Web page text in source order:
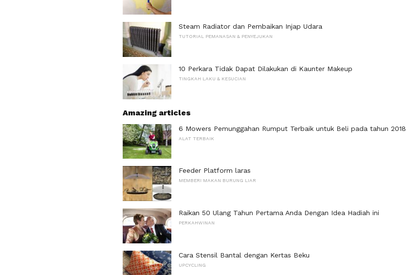
Steam Radiator dan Pembaikan Injap Udara
TUTORIAL PEMANASAN & PENYEJUKAN
10 Perkara Tidak Dapat Dilakukan di Kaunter Makeup
TINGKAH LAKU & KESUCIAN
Amazing articles
6 Mowers Pemunggahan Rumput Terbaik untuk Beli pada tahun 2018
ALAT TERBAIK
Feeder Platform laras
MEMBERI MAKAN BURUNG LIAR
Raikan 50 Ulang Tahun Pertama Anda Dengan Idea Hadiah ini
PERKAHWINAN
Cara Stensil Bantal dengan Kertas Beku
UPCYCLING